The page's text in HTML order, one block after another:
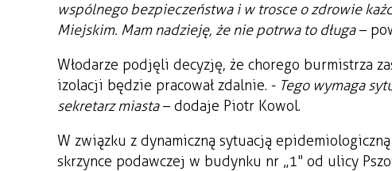
wspólnego bezpieczeństwa i w trosce o zdrowie
Miejskim. Mam nadzieję, że nie potrwa to długa–
Włodarze podjęli decyzję, że chorego burmistrza
izolacji będzie pracował zdalnie. - Tego wymaga
sekretarz miasta– dodaje Piotr Kowol.
W związku z dynamiczną sytuacją
skrzynce podawczej w budynku nr „1" od ulicy